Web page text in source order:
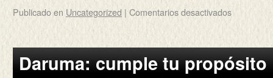
Publicado en Uncategorized | Comentarios desactivados
Daruma: cumple tu propósito